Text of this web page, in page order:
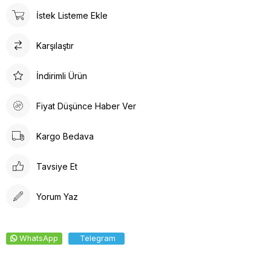
sunar. İç tabanında kullanılan suni deri malzeme ayağınızın
Kalın topuklu tasarım, dengeli ve rahat bir yürüyüş deneyimi
İstek Listeme Ekle
Karşılaştır
İndirimli Ürün
Fiyat Düşünce Haber Ver
Kargo Bedava
Tavsiye Et
Yorum Yaz
WhatsApp Telegram